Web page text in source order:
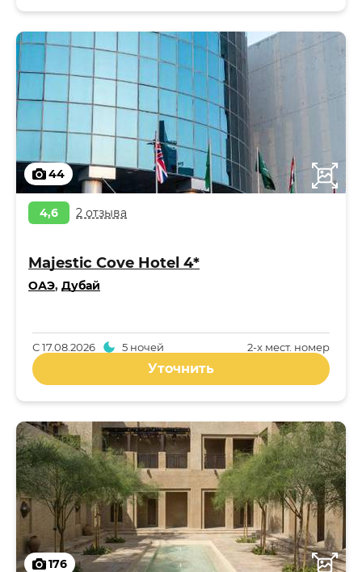
44
4,6 2 отзыва
Majestic Cove Hotel 4*
ОАЭ, Дубай
2-x мест. номер
С17.08.2026 5 ночей
Уточнить
176